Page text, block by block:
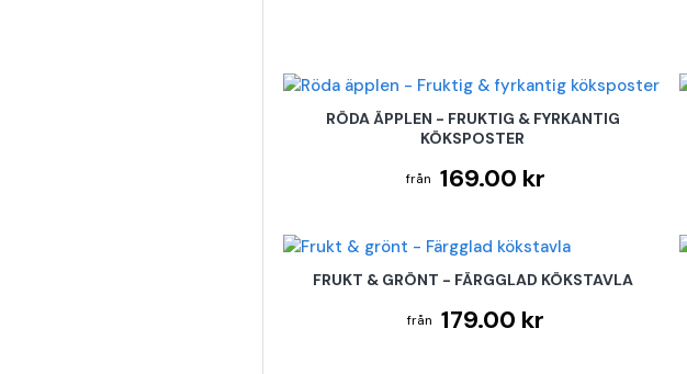
RÖDA ÄPPLEN - FRUKTIG & FYRKANTIG
KÖKSPOSTER
169.00 kr
FRUKT & GRÖNT - FÄRGGLAD KÖKSTAVLA
179.00 kr